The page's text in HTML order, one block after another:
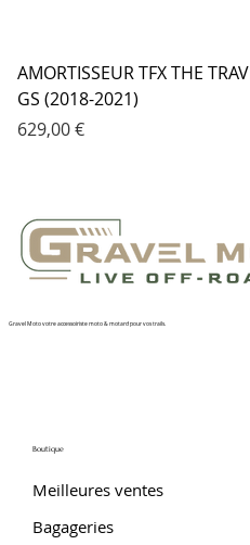
AMORTISSEUR TFX THE
GS (2018-2021)
Prix
629,00 €
Gravel Moto votre accessoiriste moto & motard pour vos trails.
Boutique
Meilleures ventes
Bagageries